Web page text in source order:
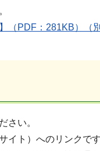
（PDF：281KB）（
さい。
イト）へのリンクで